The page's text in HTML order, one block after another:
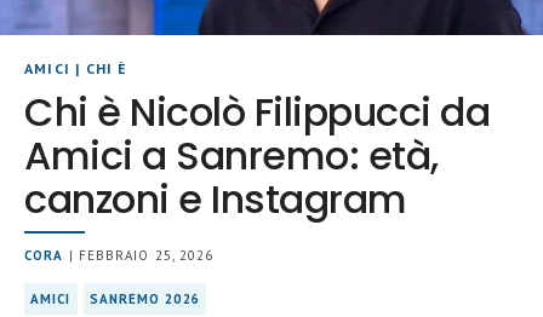
AMICI | CHI È
Chi è Nicolò Filippucci da
Amici a Sanremo: età,
canzoni e Instagram
CORA | FEBBRAIO 25, 2026
AMICI SANREMO 2026